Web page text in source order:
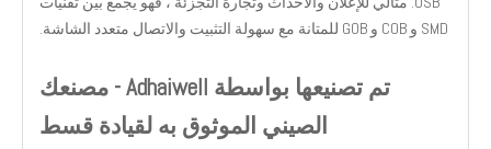
SMD و COB و GOB للمتانة مع سهولة التثبيت والاتصال متعدد الشاشة.
تم تصنيعها بواسطة Adhaiwell - مصنعك
الصيني الموثوق به لقيادة قسط